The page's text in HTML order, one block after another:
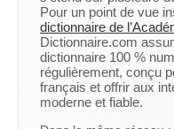
Pour un point de vue
dictionnaire de
Dictionnaire.com
dictionnaire 100 %
régulièrement, conçu
français et offrir aux
moderne et fiable.